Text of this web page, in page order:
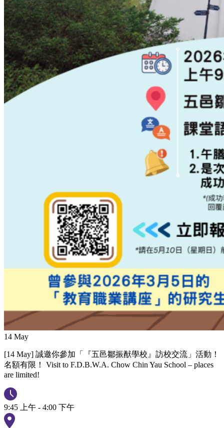
14 May
[14 May] 誠邀你參加「『五邑鄒振猷學校』訪校交流」活動！
名額有限！ Visit to F.D.B.W.A. Chow Chin Yau School – places
are limited!
9:45 上午 - 4:00 下午